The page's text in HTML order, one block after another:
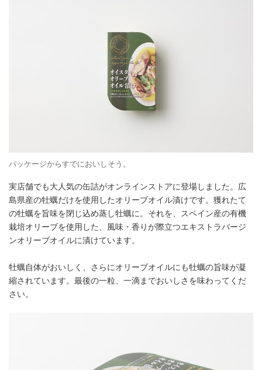
パッケージからすでにおいしそう。
実店舗でも大人気の缶詰がオンラインストアに登場しました。広
島県産の牡蠣だけを使用したオリーブオイル漬けです。獲れたて
の牡蠣を旨味を閉じ込め蒸し牡蠣に。それを、スペイン産の有機
栽培オリーブを使用した、風味・香りが際立つエキストラバージ
ンオリーブオイルに漬けています。
牡蠣自体がおいしく、さらにオリーブオイルにも牡蠣の旨味が凝
縮されています。最後の一粒、一滴までおいしさを味わってくだ
さい。